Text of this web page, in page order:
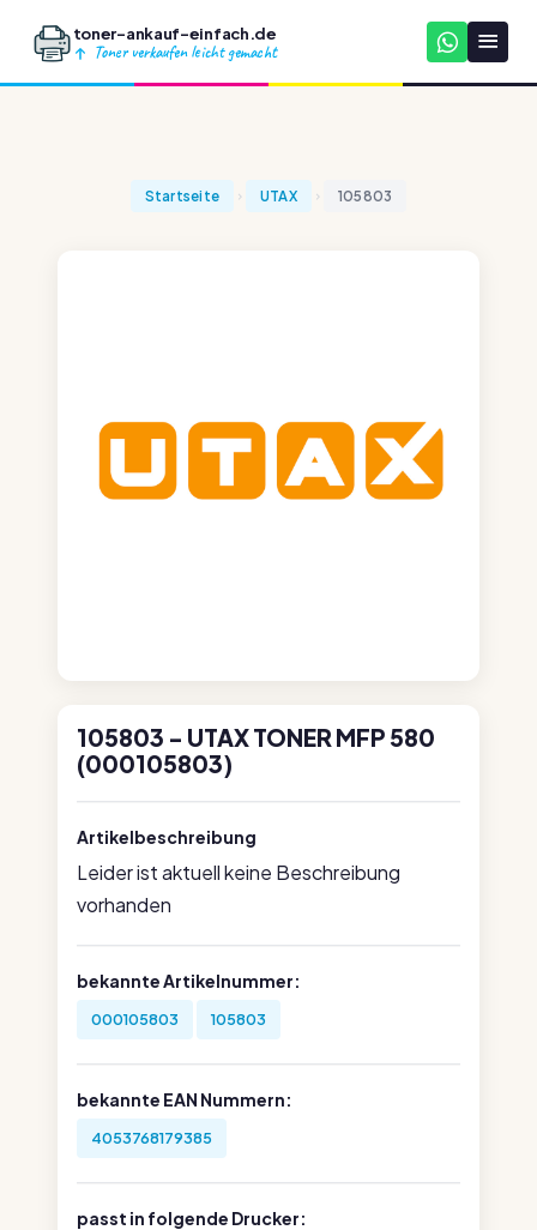
toner-ankauf-einfach.de
Toner verkaufen leicht gemacht
Startseite UTAX 105803
105803 - UTAX TONER MFP 580
(000105803)
Artikelbeschreibung
Leider ist aktuell keine Beschreibung
vorhanden
bekannte Artikelnummer:
000105803 105803
bekannte EAN Nummern:
4053768179385
passt in folgende Drucker: